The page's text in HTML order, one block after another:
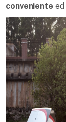
conveniente ed